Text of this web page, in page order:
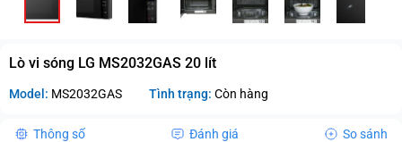
Lò vi sóng LG MS2032GAS 20 lít
Model: MS2032GAS Tình trạng: Còn hàng
Thông số Đánh giá So sánh